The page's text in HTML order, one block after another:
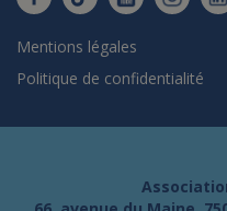
Mentions légales
Politique de confidentialité